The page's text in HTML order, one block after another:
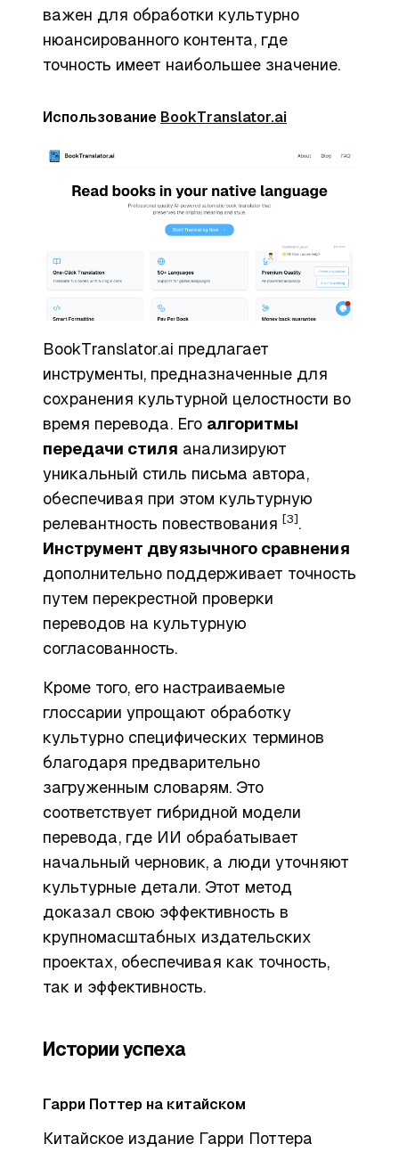
важен для обработки культурно
нюансированного контента, где
точность имеет наибольшее значение.
Использование BookTranslator.ai
BookTranslator.ai предлагает
инструменты, предназначенные для
сохранения культурной целостности во
время перевода. Его алгоритмы
передачи стиля анализируют
уникальный стиль письма автора,
обеспечивая при этом культурную
релевантность повествования [3] .
Инструмент двуязычного сравнения
дополнительно поддерживает точность
путем перекрестной проверки
переводов на культурную
согласованность.
Кроме того, его настраиваемые
глоссарии упрощают обработку
культурно специфических терминов
благодаря предварительно
загруженным словарям. Это
соответствует гибридной модели
перевода, где ИИ обрабатывает
начальный черновик, а люди уточняют
культурные детали. Этот метод
доказал свою эффективность в
крупномасштабных издательских
проектах, обеспечивая как точность,
так и эффективность.
Истории успеха
Гарри Поттер на китайском
Китайское издание Гарри Поттера